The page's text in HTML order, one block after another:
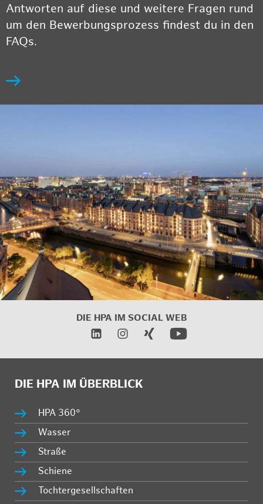
Antworten auf diese und weitere Fragen rund
um den Bewerbungsprozess findest du in den
FAQs.
DIE HPA IM SOCIAL WEB
DIE HPA IM ÜBERBLICK
HPA 360°
Wasser
Straße
Schiene
Tochtergesellschaften